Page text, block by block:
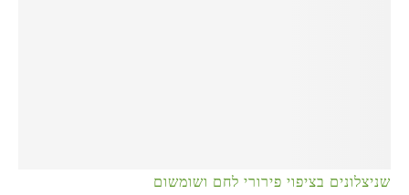
שניצלונים בציפוי פירורי לחם ושומשום